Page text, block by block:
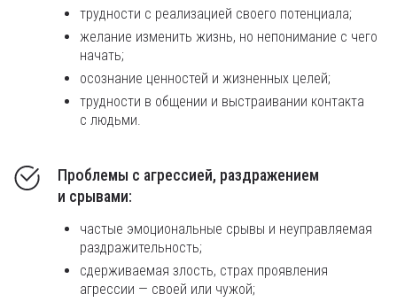
трудности с реализацией своего потенциала;
желание изменить жизнь, но непонимание с чего
начать;
осознание ценностей и жизненных целей;
трудности в общении и выстраивании контакта
с людьми.
Проблемы с агрессией, раздражением
и срывами:
частые эмоциональные срывы и неуправляемая
раздражительность;
сдерживаемая злость, страх проявления
агрессии — своей или чужой;